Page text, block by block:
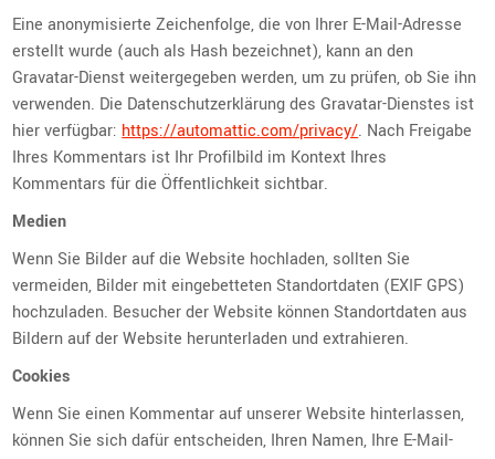
Eine anonymisierte Zeichenfolge, die von Ihrer E-Mail-Adresse
erstellt wurde (auch als Hash bezeichnet), kann an den
Gravatar-Dienst weitergegeben werden, um zu prüfen, ob Sie ihn
verwenden. Die Datenschutzerklärung des Gravatar-Dienstes ist
hier verfügbar: https://automattic.com/privacy/. Nach Freigabe
Ihres Kommentars ist Ihr Profilbild im Kontext Ihres
Kommentars für die Öffentlichkeit sichtbar.
Medien
Wenn Sie Bilder auf die Website hochladen, sollten Sie
vermeiden, Bilder mit eingebetteten Standortdaten (EXIF GPS)
hochzuladen. Besucher der Website können Standortdaten aus
Bildern auf der Website herunterladen und extrahieren.
Cookies
Wenn Sie einen Kommentar auf unserer Website hinterlassen,
können Sie sich dafür entscheiden, Ihren Namen, Ihre E-Mail-